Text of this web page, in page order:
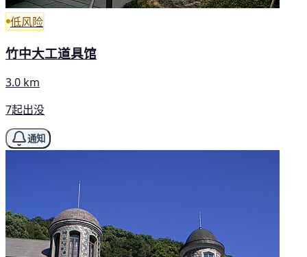
低风险
竹中大工道具馆
3.0 km
7起出没
通知